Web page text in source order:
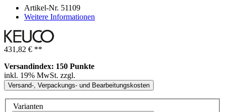
Artikel-Nr. 51109
Weitere Informationen
431,82 € **
Versandindex: 150 Punkte
inkl. 19% MwSt. zzgl.
Versand-, Verpackungs- und Bearbeitungskosten
Varianten